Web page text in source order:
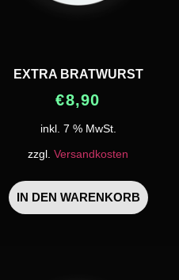
EXTRA BRATWURST
€8,90
inkl. 7 % MwSt.
zzgl. Versandkosten
IN DEN WARENKORB